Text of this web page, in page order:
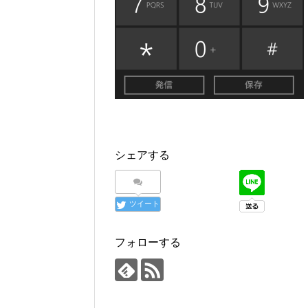
シェアする
ツイート
フォローする